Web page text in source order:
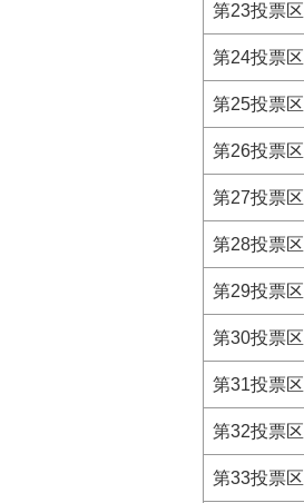
第23投票区
第24投票区
第25投票区
第26投票区
第27投票区
第28投票区
第29投票区
第30投票区
第31投票区
第32投票区
第33投票区